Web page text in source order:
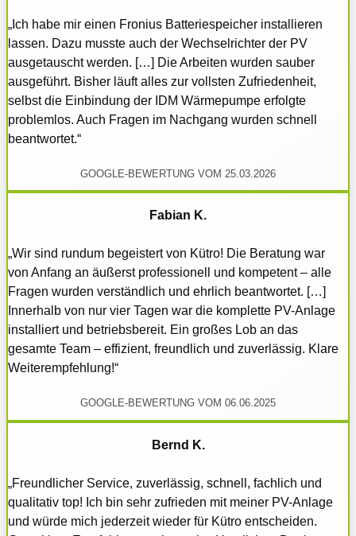
„Ich habe mir einen Fronius Batteriespeicher installieren
lassen. Dazu musste auch der Wechselrichter der PV
ausgetauscht werden. […] Die Arbeiten wurden sauber
ausgeführt. Bisher läuft alles zur vollsten Zufriedenheit,
selbst die Einbindung der IDM Wärmepumpe erfolgte
problemlos. Auch Fragen im Nachgang wurden schnell
beantwortet.“
GOOGLE-BEWERTUNG VOM 25.03.2026
Fabian K.
„Wir sind rundum begeistert von Kütro! Die Beratung war
von Anfang an äußerst professionell und kompetent – alle
Fragen wurden verständlich und ehrlich beantwortet. […]
Innerhalb von nur vier Tagen war die komplette PV-Anlage
installiert und betriebsbereit. Ein großes Lob an das
gesamte Team – effizient, freundlich und zuverlässig. Klare
Weiterempfehlung!“
GOOGLE-BEWERTUNG VOM 06.06.2025
Bernd K.
„Freundlicher Service, zuverlässig, schnell, fachlich und
qualitativ top! Ich bin sehr zufrieden mit meiner PV-Anlage
und würde mich jederzeit wieder für Kütro entscheiden.